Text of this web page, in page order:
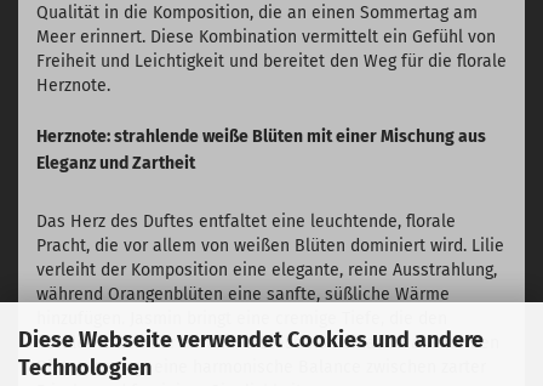
Diese Webseite verwendet Cookies und andere
Technologien
Qualität in die Komposition, die an einen Sommertag am
Meer erinnert. Diese Kombination vermittelt ein Gefühl von
Freiheit und Leichtigkeit und bereitet den Weg für die florale
Herznote.
Herznote: strahlende weiße Blüten mit einer Mischung aus
Eleganz und Zartheit
Das Herz des Duftes entfaltet eine leuchtende, florale
Pracht, die vor allem von weißen Blüten dominiert wird. Lilie
verleiht der Komposition eine elegante, reine Ausstrahlung,
während Orangenblüten eine sanfte, süßliche Wärme
floralen Charakter abrundet. Diese Kombination aus weißen
Blüten erzeugt eine harmonische Balance zwischen zarter